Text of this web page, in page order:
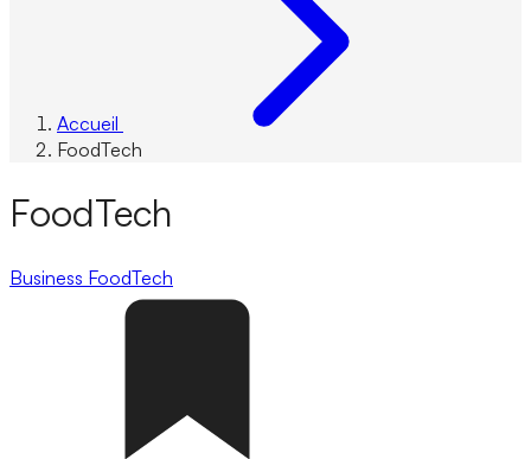
Accueil
FoodTech
FoodTech
Business FoodTech